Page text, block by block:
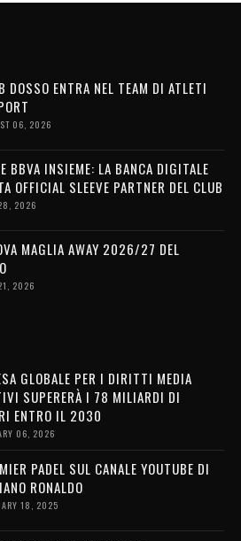
DOSSO ENTRA NEL TEAM DI ATLETI
06, 2026
BBVA INSIEME: LA BANCA DIGITALE
OFFICIAL SLEEVE PARTNER DEL CLUB
2026
MAGLIA AWAY 2026/27 DEL
2026
GLOBALE PER I DIRITTI MEDIA
SUPERERÀ I 78 MILIARDI DI
ENTRO IL 2030
06, 2026
PADEL SUL CANALE YOUTUBE DI
RONALDO
18, 2025